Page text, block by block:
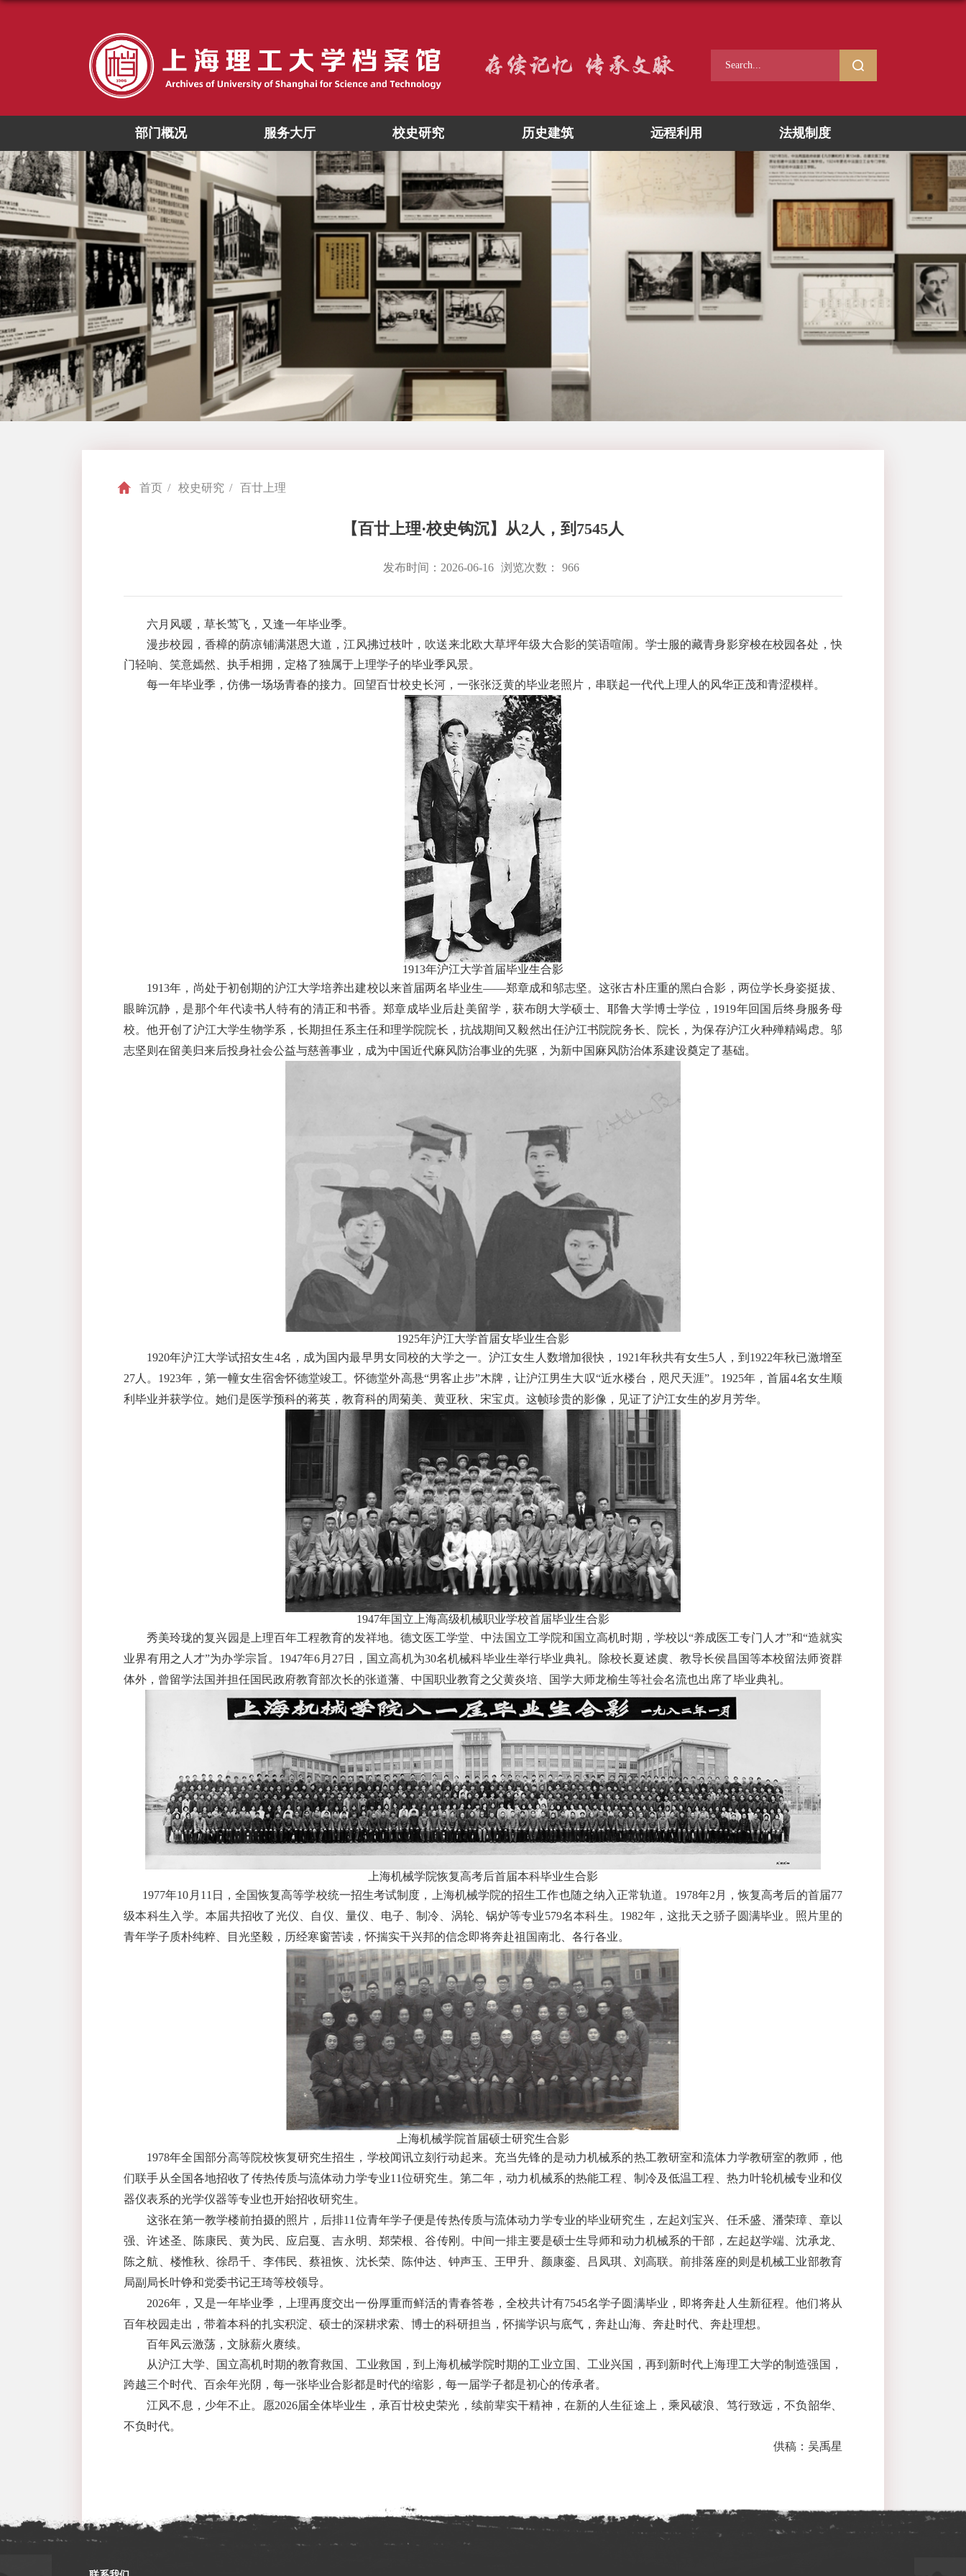
部门概况 服务大厅 校史研究 历史建筑 远程利用 法规制度
首页 / 校史研究 / 百廿上理
【百廿上理·校史钩沉】从2人，到7545人
发布时间：2026-06-16 浏览次数： 966
六月风暖，草长莺飞，又逢一年毕业季。
漫步校园，香樟的荫凉铺满湛恩大道，江风拂过枝叶，吹送来北欧大草坪年级大合影的笑语喧闹。学士服的藏青身影穿梭在校园各处，快
门轻响、笑意嫣然、执手相拥，定格了独属于上理学子的毕业季风景。
每一年毕业季，仿佛一场场青春的接力。回望百廿校史长河，一张张泛黄的毕业老照片，串联起一代代上理人的风华正茂和青涩模样。
1913年沪江大学首届毕业生合影
1913年，尚处于初创期的沪江大学培养出建校以来首届两名毕业生——郑章成和邬志坚。这张古朴庄重的黑白合影，两位学长身姿挺拔、
眼眸沉静，是那个年代读书人特有的清正和书香。郑章成毕业后赴美留学，获布朗大学硕士、耶鲁大学博士学位， 1919年回国后终身服务母
校。他开创了沪江大学生物学系，长期担任系主任和理学院院长，抗战期间又毅然出任沪江书院院务长、院长，为保存沪江火种殚精竭虑。邬
志坚则在留美归来后投身社会公益与慈善事业，成为中国近代麻风防治事业的先驱，为新中国麻风防治体系建设奠定了基础。
1925年沪江大学首届女毕业生合影
1920年沪江大学试招女生4名，成为国内最早男女同校的大学之一。沪江女生人数增加很快， 1921年秋共有女生5 人，到 1922年秋已激增至
27 人。 1923年，第一幢女生宿舍怀德堂竣工。怀德堂外高悬“男客止步”木牌，让沪江男生大叹“近水楼台，咫尺天涯”。 1925年，首届4名女生顺
利毕业并获学位。她们是医学预科的蒋英，教育科的周菊美、黄亚秋、宋宝贞。这帧珍贵的影像，见证了沪江女生的岁月芳华。
1947年国立上海高级机械职业学校首届毕业生合影
秀美玲珑的复兴园是上理百年工程教育的发祥地。德文医工学堂、中法国立工学院和国立高机时期，学校以“养成医工专门人才”和“造就实
业界有用之人才”为办学宗旨。 1947年6 月 27日，国立高机为30名机械科毕业生举行毕业典礼。除校长夏述虞、教导长侯昌国等本校留法师资群
体外，曾留学法国并担任国民政府教育部次长的张道藩、中国职业教育之父黄炎培、国学大师龙榆生等社会名流也出席了毕业典礼。
上海机械学院恢复高考后首届本科毕业生合影
1977年10 月 11 日，全国恢复高等学校统一招生考试制度，上海机械学院的招生工作也随之纳入正常轨道。 1978年2 月，恢复高考后的首届77
级本科生入学。本届共招收了光仪、自仪、量仪、电子、制冷、涡轮、锅炉等专业579名本科生。 1982年，这批天之骄子圆满毕业。照片里的
青年学子质朴纯粹、目光坚毅，历经寒窗苦读，怀揣实干兴邦的信念即将奔赴祖国南北、各行各业。
上海机械学院首届硕士研究生合影
1978年全国部分高等院校恢复研究生招生，学校闻讯立刻行动起来。充当先锋的是动力机械系的热工教研室和流体力学教研室的教师，他
们联手从全国各地招收了传热传质与流体动力学专业11位研究生。第二年，动力机械系的热能工程、制冷及低温工程、热力叶轮机械专业和仪
器仪表系的光学仪器等专业也开始招收研究生。
这张在第一教学楼前拍摄的照片，后排11 位青年学子便是传热传质与流体动力学专业的毕业研究生，左起刘宝兴、任禾盛、潘荣璋、章以
强、许述圣、陈康民、黄为民、应启戛、吉永明、郑荣根、谷传刚。中间一排主要是硕士生导师和动力机械系的干部，左起赵学端、沈承龙、
陈之航、楼惟秋、徐昂千、李伟民、蔡祖恢、沈长荣、陈仲达、钟声玉、王甲升、颜康銮、吕凤琪、刘高联。前排落座的则是机械工业部教育
局副局长叶铮和党委书记王琦等校领导。
2026年，又是一年毕业季，上理再度交出一份厚重而鲜活的青春答卷，全校共计有7545名学子圆满毕业，即将奔赴人生新征程。他们将从
百年校园走出，带着本科的扎实积淀、硕士的深耕求索、博士的科研担当，怀揣学识与底气，奔赴山海、奔赴时代、奔赴理想。
百年风云激荡，文脉薪火赓续。
从沪江大学、国立高机时期的教育救国、工业救国，到上海机械学院时期的工业立国、工业兴国，再到新时代上海理工大学的制造强国，
跨越三个时代、百余年光阴，每一张毕业合影都是时代的缩影，每一届学子都是初心的传承者。
江风不息，少年不止。愿2026届全体毕业生，承百廿校史荣光，续前辈实干精神，在新的人生征途上，乘风破浪、笃行致远，不负韶华、
不负时代。
供稿：吴禹星